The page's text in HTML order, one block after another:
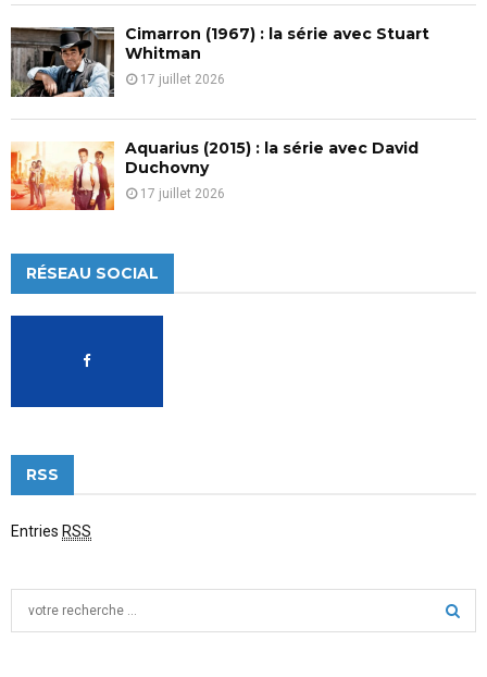
Cimarron (1967) : la série avec Stuart
Whitman
17 juillet 2026
Aquarius (2015) : la série avec David
Duchovny
17 juillet 2026
RÉSEAU SOCIAL
RSS
Entries RSS